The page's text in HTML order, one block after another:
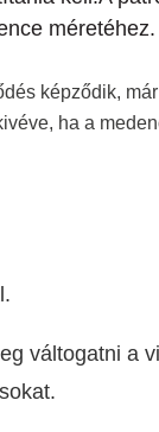
méretéhez.
képződik,
ha a
váltogatni a